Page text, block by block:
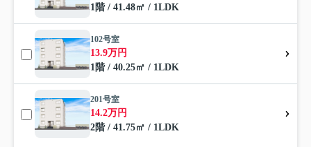
1階 / 41.48㎡ / 1LDK
102号室
13.9万円
1階 / 40.25㎡ / 1LDK
201号室
14.2万円
2階 / 41.75㎡ / 1LDK